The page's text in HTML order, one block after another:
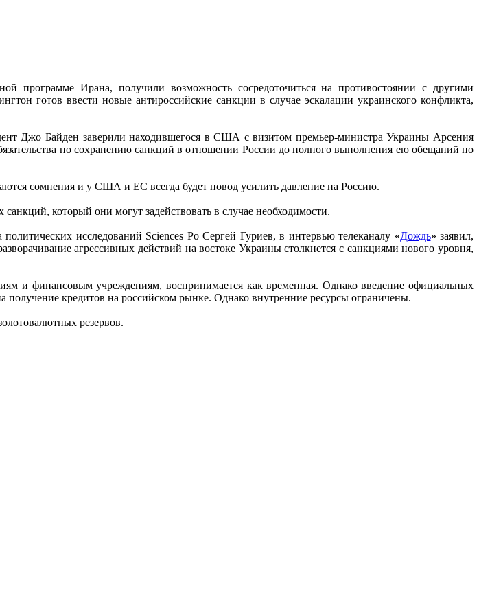
программе Ирана, получили возможность сосредоточиться на противостоянии с другими
готов ввести новые антироссийские санкции в случае эскалации украинского конфликта,
Джо Байден заверили находившегося в США с визитом премьер-министра Украины Арсения
по сохранению санкций в отношении России до полного выполнения ею обещаний по
сомнения и у США и ЕС всегда будет повод усилить давление на Россию.
который они могут задействовать в случае необходимости.
исследований Sciences Po Сергей Гуриев, в интервью телеканалу «Дождь» заявил,
агрессивных действий на востоке Украины столкнется с санкциями нового уровня,
и финансовым учреждениям, воспринимается как временная. Однако введение официальных
получение кредитов на российском рынке. Однако внутренние ресурсы ограничены.
резервов.